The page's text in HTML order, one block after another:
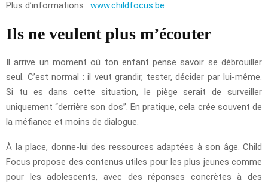
Plus d’informations : www.childfocus.be
Ils ne veulent plus m’écouter
Il arrive un moment où ton enfant pense savoir se débrouiller
seul. C’est normal : il veut grandir, tester, décider par lui-même.
Si tu es dans cette situation, le piège serait de surveiller
uniquement “derrière son dos”. En pratique, cela crée souvent de
la méfiance et moins de dialogue.
À la place, donne-lui des ressources adaptées à son âge. Child
Focus propose des contenus utiles pour les plus jeunes comme
pour les adolescents, avec des réponses concrètes à des